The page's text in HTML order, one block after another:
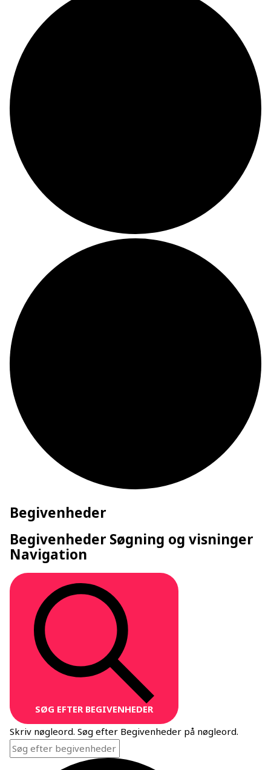
Begivenheder
Begivenheder Søgning og visninger
Navigation
SØG EFTER BEGIVENHEDER
Skriv nøgleord. Søg efter Begivenheder på nøgleord.